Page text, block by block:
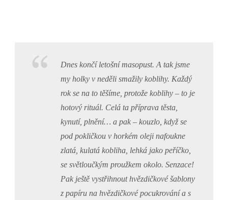
Dnes končí letošní masopust. A tak jsme
my holky v neděli smažily koblihy. Každý
rok se na to těšíme, protože koblihy – to je
hotový rituál. Celá ta příprava těsta,
kynutí, plnění… a pak – kouzlo, když se
pod pokličkou v horkém oleji nafoukne
zlatá, kulatá kobliha, lehká jako peříčko,
se světloučkým proužkem okolo. Senzace!
Pak ještě vystřihnout hvězdičkové šablony
z papíru na hvězdičkové pocukrování a s